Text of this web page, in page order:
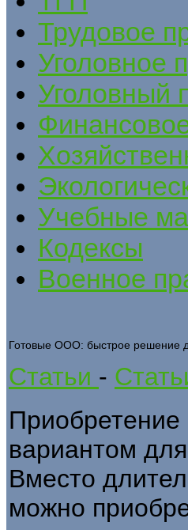
Трудовое
Уголовное
Уголовный
Учебные
Кодексы
Военное
Готовые ООО: быстрое решение
Статьи -
Приобретение
вариантом
Вместо
можно